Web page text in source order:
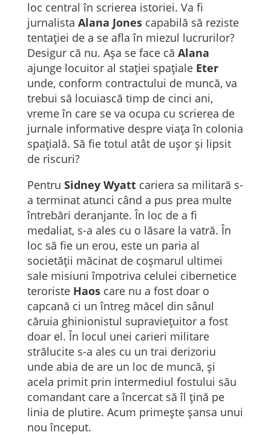
loc central în scrierea istoriei. Va fi
jurnalista Alana Jonescapabilă să reziste
tentației de a se afla în miezul lucrurilor?
Desigur că nu. Așa se face că Alana
ajunge locuitor al stației spațiale Eter
unde, conform contractului de muncă, va
trebui să locuiască timp de cinci ani,
vreme în care se va ocupa cu scrierea de
jurnale informative despre viața în colonia
spațială. Să fie totul atât de ușor și lipsit
de riscuri?
Pentru Sidney Wyattcariera sa militară s-
a terminat atunci când a pus prea multe
întrebări deranjante. În loc de a fi
medaliat, s-a ales cu o lăsare la vatră. În
loc să fie un erou, este un paria al
societății măcinat de coșmarul ultimei
sale misiuni împotriva celulei cibernetice
teroriste Haoscare nu a fost doar o
capcană ci un întreg măcel din sânul
căruia ghinionistul supraviețuitor a fost
doar el. În locul unei carieri militare
strălucite s-a ales cu un trai derizoriu
unde abia de are un loc de muncă, și
acela primit prin intermediul fostului său
comandant care a încercat să îl țină pe
linia de plutire. Acum primește șansa unui
nou început.